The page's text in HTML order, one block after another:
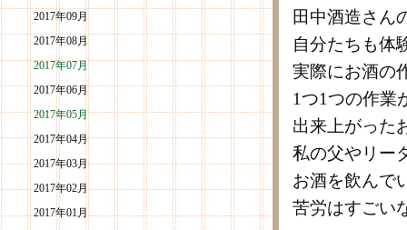
2017年09月
2017年08月
2017年07月
2017年06月
2017年05月
2017年04月
2017年03月
2017年02月
2017年01月
田中酒造さん
自分たちも体
実際にお酒の
1つ1つの作業
出来上がった
私の父やリー
お酒を飲んで
苦労はすごい